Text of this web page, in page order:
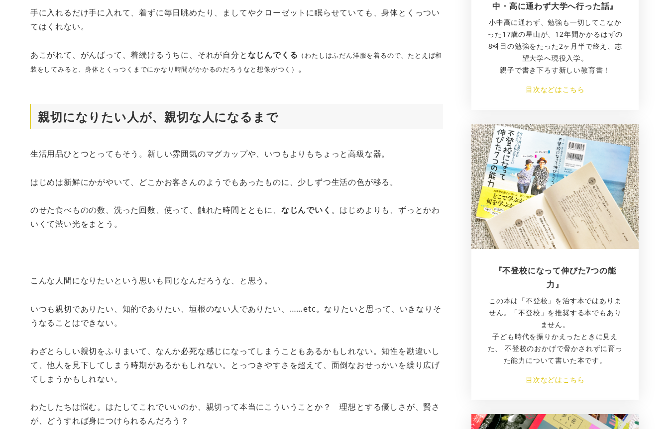
手に入れるだけ手に入れて、着ずに毎日眺めたり、ましてやクローゼットに眠らせていても、身体とくっつい
てはくれない。
あこがれて、がんばって、着続けるうちに、それが自分となじんでくる （わたしはふだん洋服を着るので、たとえば和
装をしてみると、身体とくっつくまでにかなり時間がかかるのだろうなと想像がつく） 。
親切になりたい人が、親切な人になるまで
生活用品ひとつとってもそう。新しい雰囲気のマグカップや、いつもよりもちょっと高級な器。
はじめは新鮮にかがやいて、どこかお客さんのようでもあったものに、少しずつ生活の色が移る。
のせた食べものの数、洗った回数、使って、触れた時間とともに、 なじんでいく 。はじめよりも、ずっとかわ
いくて渋い光をまとう。
こんな人間になりたいという思いも同じなんだろうな、と思う。
いつも親切でありたい、知的でありたい、垣根のない人でありたい、……etc。なりたいと思って、いきなりそ
うなることはできない。
わざとらしい親切をふりまいて、なんか必死な感じになってしまうこともあるかもしれない。知性を勘違いし
て、他人を見下してしまう時期があるかもしれない。とっつきやすさを超えて、面倒なおせっかいを繰り広げ
てしまうかもしれない。
わたしたちは悩む。はたしてこれでいいのか、親切って本当にこういうことか？ 理想とする優しさが、賢さ
が、どうすれば身につけられるんだろう？
中・高に通わず大学へ行った話』
小中高に通わず、勉強も一切してこなか
った17歳の星山が、12年間かかるはずの
8科目の勉強をたった2ヶ月半で終え、志
望大学へ現役入学。
親子で書き下ろす新しい教育書！
目次などはこちら
『不登校になって伸びた7つの能
力』
この本は「不登校」を治す本ではありま
せん。「不登校」を推奨する本でもあり
ません。
子ども時代を振りかえったときに見え
た、 不登校のおかげで脅かされずに育っ
た能力について書いた本です。
目次などはこちら